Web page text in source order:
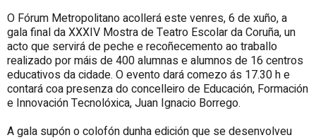
O Fórum Metropolitano acollerá este venres, 6 de xuño, a
gala final da XXXIV Mostra de Teatro Escolar da Coruña, un
acto que servirá de peche e recoñecemento ao traballo
realizado por máis de 400 alumnas e alumnos de 16 centros
educativos da cidade. O evento dará comezo ás 17.30 h e
contará coa presenza do concelleiro de Educación, Formación
e Innovación Tecnolóxica, Juan Ignacio Borrego.
A gala supón o colofón dunha edición que se desenvolveu